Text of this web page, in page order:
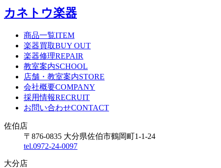
カネトウ楽器
商品一覧ITEM
楽器買取BUY OUT
楽器修理REPAIR
教室案内SCHOOL
店舗・教室案内STORE
会社概要COMPANY
採用情報RECRUIT
お問い合わせCONTACT
佐伯店
〒876-0835 大分県佐伯市鶴岡町1-1-24
tel.0972-24-0097
大分店